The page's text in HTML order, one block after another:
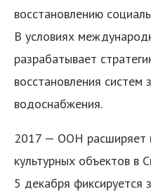
восстановлению
В условиях
разрабатывает
восстановления систем
водоснабжения.
2017 — ООН расширяет
культурных объектов в
5 декабря фиксируется